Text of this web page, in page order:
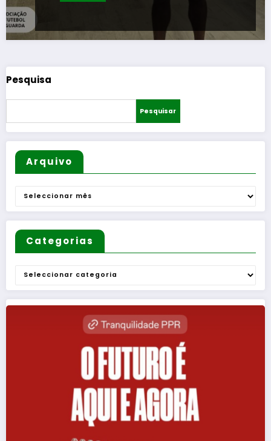
Pesquisa
Pesquisar
Arquivo
Arquivo
Categorias
Categorias